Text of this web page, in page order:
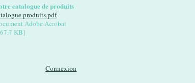
catalogue de produits
produits.pdf
Adobe Acrobat
KB]
Connexion